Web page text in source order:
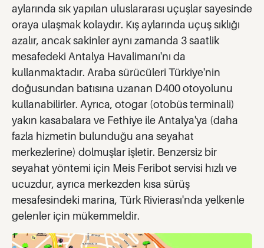
aylarında sık yapılan uluslararası uçuşlar sayesinde
oraya ulaşmak kolaydır. Kış aylarında uçuş sıklığı
azalır, ancak sakinler aynı zamanda 3 saatlik
mesafedeki Antalya Havalimanı'nı da
kullanmaktadır. Araba sürücüleri Türkiye'nin
doğusundan batısına uzanan D400 otoyolunu
kullanabilirler. Ayrıca, otogar (otobüs terminali)
yakın kasabalara ve Fethiye ile Antalya'ya (daha
fazla hizmetin bulunduğu ana seyahat
merkezlerine) dolmuşlar işletir. Benzersiz bir
seyahat yöntemi için Meis Feribot servisi hızlı ve
ucuzdur, ayrıca merkezden kısa sürüş
mesafesindeki marina, Türk Rivierası'nda yelkenle
gelenler için mükemmeldir.